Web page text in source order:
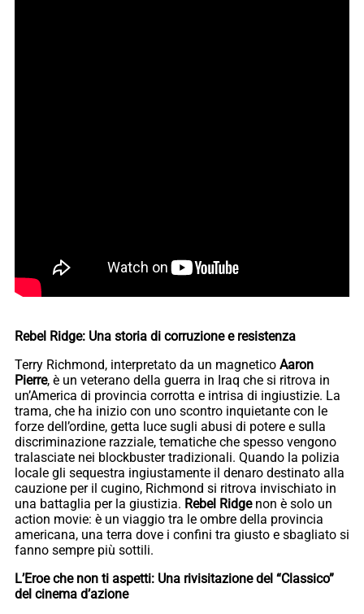
Rebel Ridge: Una storia di corruzione e resistenza
Terry Richmond, interpretato da un magnetico Aaron
Pierre, è un veterano della guerra in Iraq che si ritrova in
un’America di provincia corrotta e intrisa di ingiustizie. La
trama, che ha inizio con uno scontro inquietante con le
forze dell’ordine, getta luce sugli abusi di potere e sulla
discriminazione razziale, tematiche che spesso vengono
tralasciate nei blockbuster tradizionali. Quando la polizia
locale gli sequestra ingiustamente il denaro destinato alla
cauzione per il cugino, Richmond si ritrova invischiato in
una battaglia per la giustizia. Rebel Ridgenon è solo un
action movie: è un viaggio tra le ombre della provincia
americana, una terra dove i confini tra giusto e sbagliato si
fanno sempre più sottili.
L’Eroe che non ti aspetti: Una rivisitazione del “Classico”
del cinema d’azione